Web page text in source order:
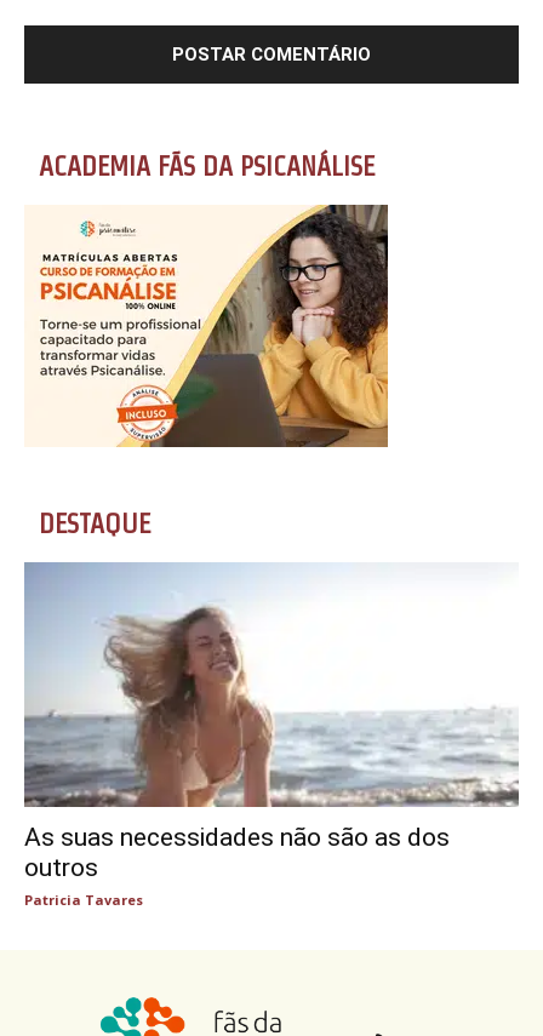
ACADEMIA FÃS DA PSICANÁLISE
DESTAQUE
As suas necessidades não são as dos
outros
Patricia Tavares